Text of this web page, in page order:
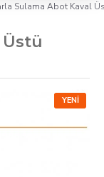
Sulama Abot Kaval
Üstü
YENI